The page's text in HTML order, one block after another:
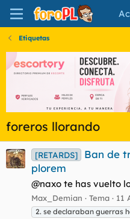
Etiquetas
foreros llorando
[RETARDS]
Ban de
plorem
@naxo te has vuelto
Max_Demian Tema 11
2. se declaraban guerras